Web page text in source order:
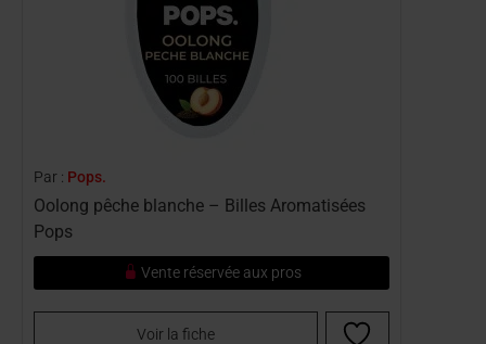
Par : Pops.
Oolong pêche blanche – Billes Aromatisées
Pops
Vente réservée aux pros
Voir la fiche